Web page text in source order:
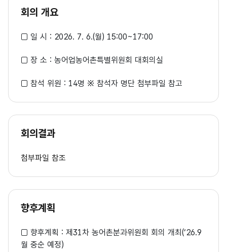
회의 개요
□ 일 시 : 2026. 7. 6.(월) 15:00~17:00
□ 장 소 : 농어업농어촌특별위원회 대회의실
□ 참석 위원 : 14명 ※ 참석자 명단 첨부파일 참고
회의결과
첨부파일 참조
향후계획
□ 향후계획 : 제31차 농어촌분과위원회 회의 개최(‘26.9
월 중순 예정)